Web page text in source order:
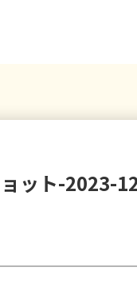
ット-2023-